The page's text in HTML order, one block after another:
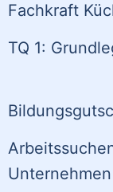
Fachkraft
TQ 1:
Unternehmen